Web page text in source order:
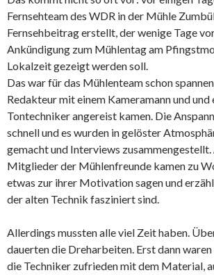
Fernsehteam des WDR in der Mühle
Fernsehbeitrag erstellt, der wenige Tage
Ankündigung zum Mühlentag am
Lokalzeit gezeigt werden soll.
Das war für das Mühlenteam schon
Redakteur mit einem Kameramann und und
Tontechniker angereist kamen. Die
schnell und es wurden in gelöster
gemacht und Interviews zusammengestellt.
Mitglieder der Mühlenfreunde kamen zu
etwas zur ihrer Motivation sagen und
der alten Technik fasziniert sind.
Allerdings mussten alle viel Zeit haben.
dauerten die Dreharbeiten. Erst dann
die Techniker zufrieden mit dem Material,